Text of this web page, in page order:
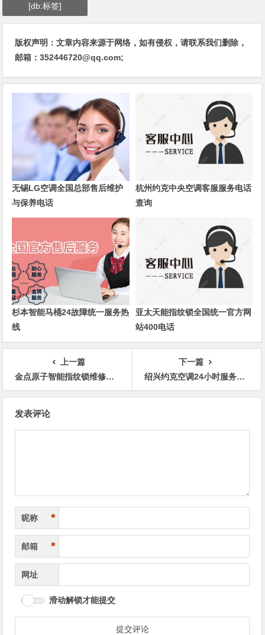
[db:标签]
版权声明：文章内容来源于网络，如有侵权，请联系我们删除，
邮箱：352446720@qq.com;
无锡LG空调全国总部售后维护
与保养电话
杭州约克中央空调客服服务电话
查询
杉本智能马桶24故障统一服务热
线
亚太天能指纹锁全国统一官方网
站400电话
上一篇
金点原子智能指纹锁维修上门维修附近电话号码今日客服热线
下一篇
绍兴约克空调24小时服务售后维修电话
发表评论
昵称 *
邮箱 *
网址
滑动解锁才能提交